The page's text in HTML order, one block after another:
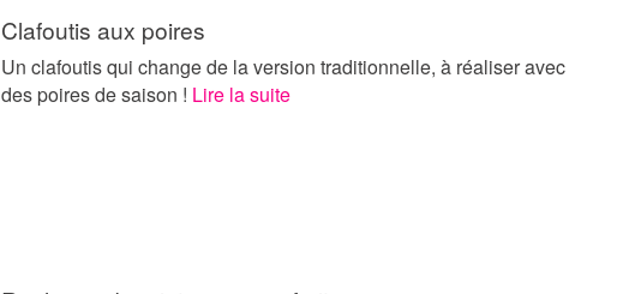
Clafoutis aux poires
Un clafoutis qui change de la version traditionnelle, à réaliser avec
des poires de saison ! Lire la suite